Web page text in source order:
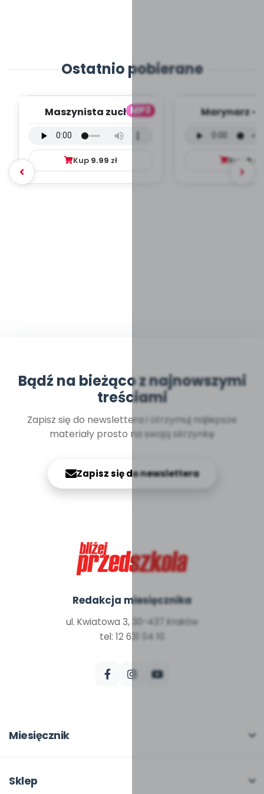
Ostatnio pobierane
MP3
Maszynista zuch -
mp3)
Kup 9.99 zł
Marynarz -
Kup 9.99
Bądź na bieżąco z najnowszymi
treściami
Zapisz się do newslettera i otrzymuj najlepsze
materiały prosto na swoją skrzynkę
Zapisz się do newslettera
Redakcja miesięcznika
ul. Kwiatowa 3, 30-437 Kraków
tel: 12 631 04 10
Miesięcznik
W numerze
Sklep